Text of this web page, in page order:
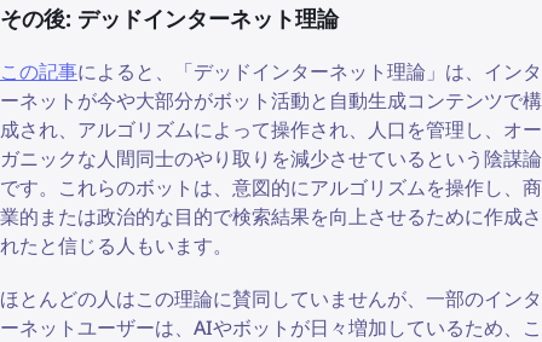
その後: デッドインターネット理論
この記事によると、「デッドインターネット理論」は、インタ
ーネットが今や大部分がボット活動と自動生成コンテンツで構
成され、アルゴリズムによって操作され、人口を管理し、オー
ガニックな人間同士のやり取りを減少させているという陰謀論
です。これらのボットは、意図的にアルゴリズムを操作し、商
業的または政治的な目的で検索結果を向上させるために作成さ
れたと信じる人もいます。
ほとんどの人はこの理論に賛同していませんが、一部のインタ
ーネットユーザーは、AIやボットが日々増加しているため、こ